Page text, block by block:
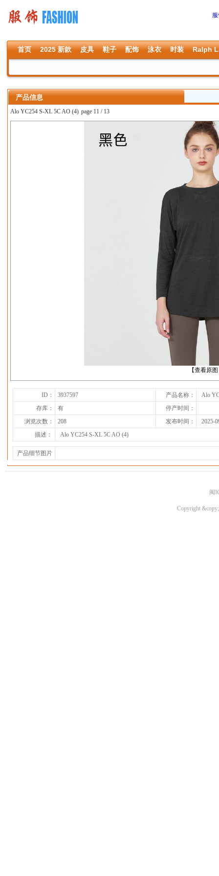
首页 2025 新款 皮具 鞋子 配饰 泳衣 时装 Ralph
产品信息
Alo YC254 S-XL 5C AO (4) page 11 / 13
【查看原
上一张
下一张
ID： 3937597 产品名称：
Alo
存库：
有
停产时间：
浏览次数：
208 发布时间：
2025-
描述：
Alo YC254 S-XL 5C AO (4)
产品细节图片
闽
Copyright